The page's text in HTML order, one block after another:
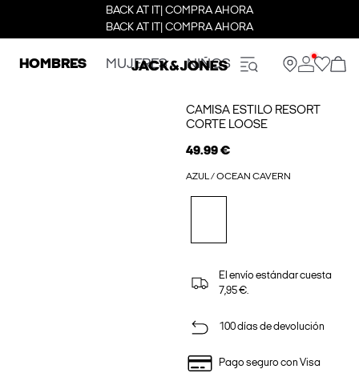
BACK AT IT| COMPRA AHORA
BACK AT IT| COMPRA AHORA
HOMBRES MUJERES NIÑOS
CAMISA ESTILO RESORT
CORTE LOOSE
49.99 €
AZUL / OCEAN CAVERN
El envío estándar cuesta
7,95 €.
100 días de devolución
Pago seguro con Visa